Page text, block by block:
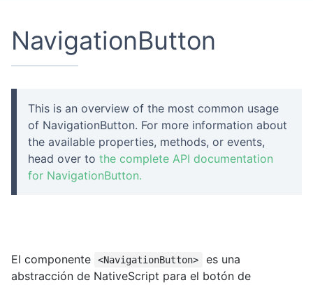
NavigationButton
This is an overview of the most common usage
of NavigationButton. For more information about
the available properties, methods, or events,
head over to the complete API documentation
for NavigationButton.
El componente <NavigationButton>
es una
abstracción de NativeScript para el botón de